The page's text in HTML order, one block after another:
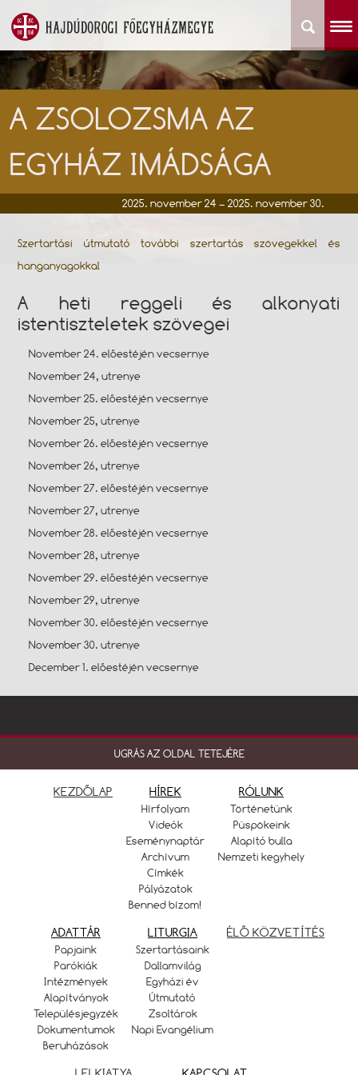
A ZSOLOZSMA AZ
EGYHÁZ IMÁDSÁGA
2025. november 24 – 2025. november 30.
Szertartási útmutató további szertartás szövegekkel és
hanganyagokkal
A heti reggeli és alkonyati
istentiszteletek szövegei
November 24. előestéjén vecsernye
November 24, utrenye
November 25. előestéjén vecsernye
November 25, utrenye
November 26. előestéjén vecsernye
November 26, utrenye
November 27. előestéjén vecsernye
November 27, utrenye
November 28. előestéjén vecsernye
November 28, utrenye
November 29. előestéjén vecsernye
November 29, utrenye
November 30. előestéjén vecsernye
November 30. utrenye
December 1. előestéjén vecsernye
UGRÁS AZ OLDAL TETEJÉRE
KEZDŐLAP HÍREK
Hírfolyam
Videók
Eseménynaptár
Archívum
Címkék
Pályázatok
Benned bízom!
RÓLUNK
Történetünk
Püspökeink
Alapító bulla
Nemzeti kegyhely
ADATTÁR
Papjaink
Parókiák
Intézmények
Alapítványok
Településjegyzék
Dokumentumok
Beruházások
LITURGIA
Szertartásaink
Dallamvilág
Egyházi év
Útmutató
Zsoltárok
Napi Evangélium
ÉLŐ KÖZVETÍTÉS